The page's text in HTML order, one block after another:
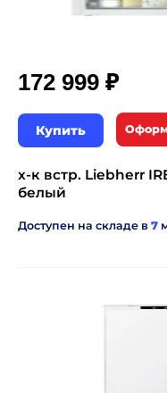
172 999 ₽
Купить
х-к встр. Liebherr
белый
Доступен на складе в 7